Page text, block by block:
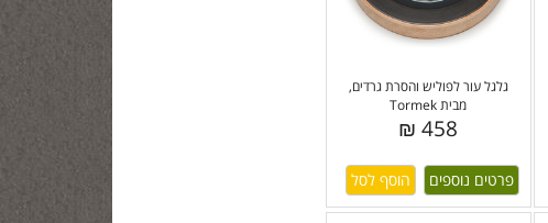
גלגל עור לפוליש והסרת גרדים,
מבית Tormek
458 ₪
פרטים נוספים